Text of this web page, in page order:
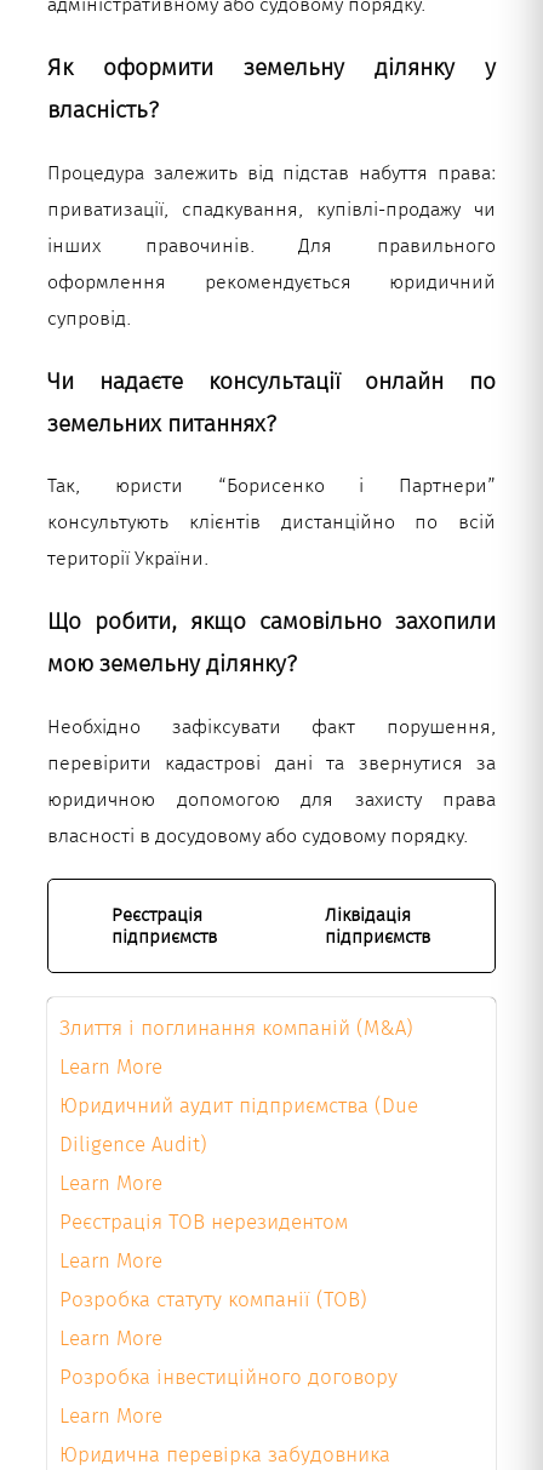
Як оформити земельну ділянку у
власність?
Процедура залежить від підстав набуття права:
приватизації, спадкування, купівлі-продажу чи
інших правочинів. Для правильного
оформлення рекомендується юридичний
супровід.
Чи надаєте консультації онлайн по
земельних питаннях?
Так, юристи “Борисенко і Партнери”
консультують клієнтів дистанційно по всій
території України.
Що робити, якщо самовільно захопили
мою земельну ділянку?
Необхідно зафіксувати факт порушення,
перевірити кадастрові дані та звернутися за
юридичною допомогою для захисту права
власності в досудовому або судовому порядку.
Реєстрація
підприємств
Ліквідація
підприємств
Злиття і поглинання компаній (M&A)
Learn More
Юридичний аудит підприємства (Due
Diligence Audit)
Learn More
Реєстрація ТОВ нерезидентом
Learn More
Розробка статуту компанії (ТОВ)
Learn More
Розробка інвестиційного договору
Learn More
Юридична перевірка забудовника